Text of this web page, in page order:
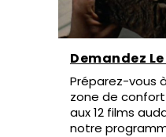
Demandez
Préparez-vous
zone de
aux 12 films
notre